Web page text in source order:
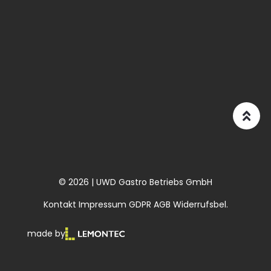
© 2026 | UWD Gastro Betriebs GmbH
Kontakt Impressum GDPR AGB Widerrufsbel.
made by